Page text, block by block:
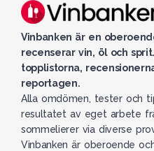
Vinbanken är en
recenserar vin, öl och
topplistorna,
reportagen.
Alla omdömen, tester och
resultatet av eget arbete
sommelierer via diverse
Vinbanken är oberoende